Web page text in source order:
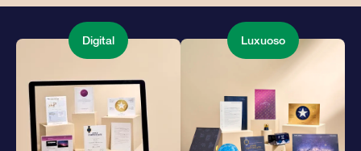
Digital Luxuoso